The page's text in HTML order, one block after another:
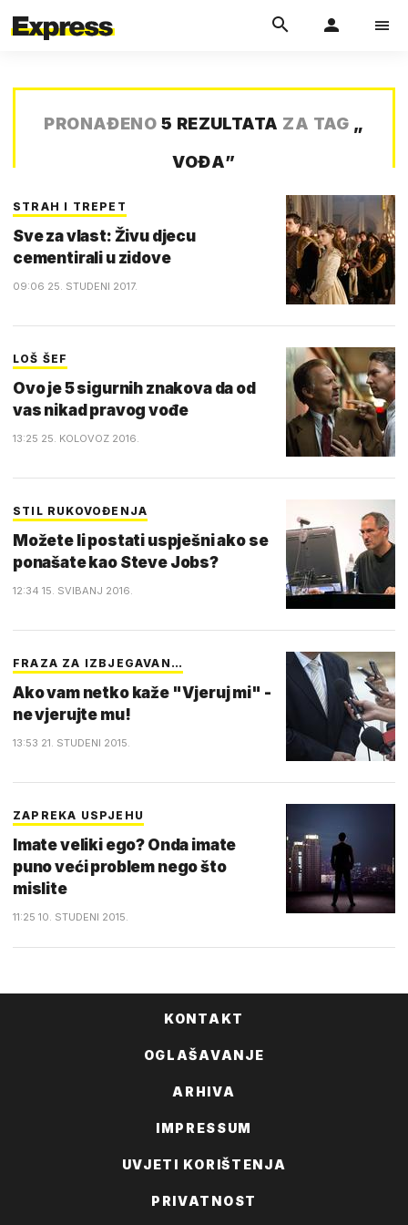
PRONAĐENO 5 REZULTATA ZA TAG „
VOĐA”
STRAH I TREPET
Sve za vlast: Živu djecu
cementirali u zidove
09:06 25. STUDENI 2017.
LOŠ ŠEF
Ovo je 5 sigurnih znakova da od
vas nikad pravog vođe
13:25 25. KOLOVOZ 2016.
STIL RUKOVOĐENJA
Možete li postati uspješni ako se
ponašate kao Steve Jobs?
12:34 15. SVIBANJ 2016.
FRAZA ZA IZBJEGAVAN…
Ako vam netko kaže "Vjeruj mi" -
ne vjerujte mu!
13:53 21. STUDENI 2015.
ZAPREKA USPJEHU
Imate veliki ego? Onda imate
puno veći problem nego što
mislite
11:25 10. STUDENI 2015.
KONTAKT
OGLAŠAVANJE
ARHIVA
IMPRESSUM
UVJETI KORIŠTENJA
PRIVATNOST